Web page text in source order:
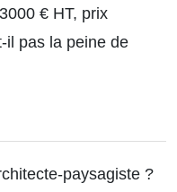
€ HT, prix
il pas la peine de
paysagiste ?